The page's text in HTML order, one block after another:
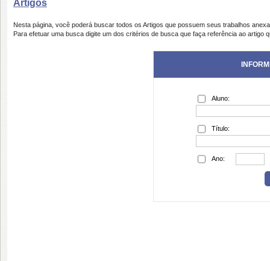
Artigos
Nesta página, você poderá buscar todos os Artigos que possuem seus trabalhos
Para efetuar uma busca digite um dos critérios de busca que faça referência ao artigo
Aluno:
Título:
Ano: